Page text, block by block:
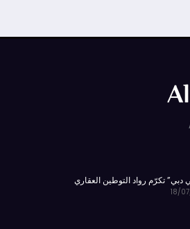
دبي” تكرّم رواد التوطين العقاري
18/